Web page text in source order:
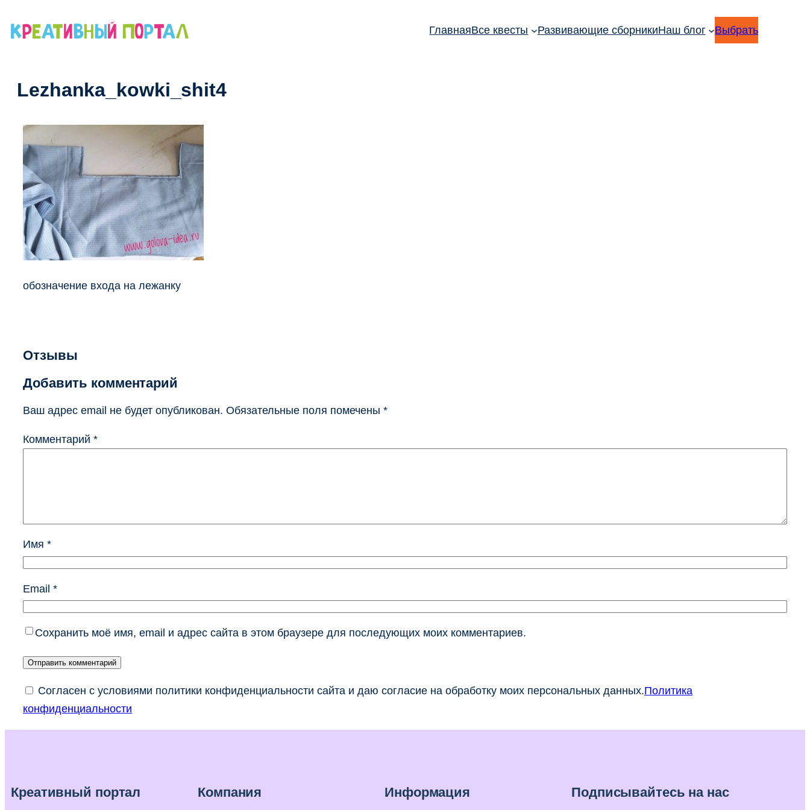
ГлавнаяВсе квесты Развивающие сборникиНаш блог Выбрать
Lezhanka_kowki_shit4
обозначение входа на лежанку
Отзывы
Добавить комментарий
Ваш адрес email не будет опубликован. Обязательные поля помечены *
Комментарий *
Имя *
Email *
Сохранить моё имя, email и адрес сайта в этом браузере для последующих моих комментариев.
Согласен с условиями политики конфиденциальности сайта и даю согласие на обработку моих персональных данных.Политика
конфиденциальности
Креативный портал Компания Информация Подписывайтесь на нас